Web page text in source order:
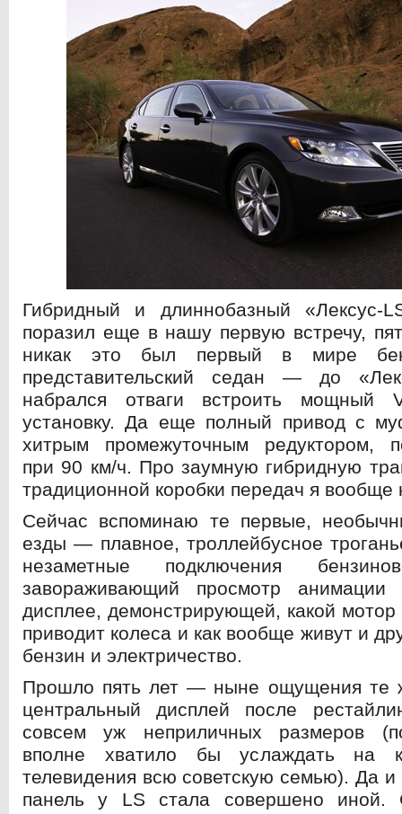
Гибридный и длиннобазный
поразил еще в нашу первую встречу,
никак это был первый в мире
представительский седан — до
набрался отваги встроить мощный
установку. Да еще полный привод с
хитрым промежуточным редуктором,
при 90 км/ч. Про заумную гибридную
традиционной коробки передач я вообще
Сейчас вспоминаю те первые,
езды — плавное, троллейбусное
незаметные подключения
завораживающий просмотр анимации
дисплее, демонстрирующей, какой
приводит колеса и как вообще живут и
бензин и электричество.
Прошло пять лет — ныне ощущения те
центральный дисплей после
совсем уж неприличных размеров
вполне хватило бы услаждать на
телевидения всю советскую семью). Да
панель у LS стала совершено иной.